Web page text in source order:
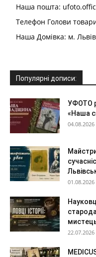
Наша пошта:
Телефон Голови
Наша Домівка: м.
Популярні дописи:
УФОТО
«Наша
04.08.2026
01.08.2026
22.07.2026